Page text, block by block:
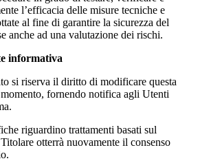
l’efficacia delle misure tecniche e
al fine di garantire la sicurezza del
anche ad una valutazione dei rischi.
informativa
si riserva il diritto di modificare questa
fornendo notifica agli Utenti
riguardino trattamenti basati sul
otterrà nuovamente il consenso